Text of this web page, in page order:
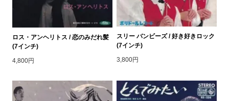
ロス・アンヘリトス / 恋のみだれ髪
(7インチ)
4,800円
スリー バンビーズ / 好き好きロック
(7インチ)
3,800円